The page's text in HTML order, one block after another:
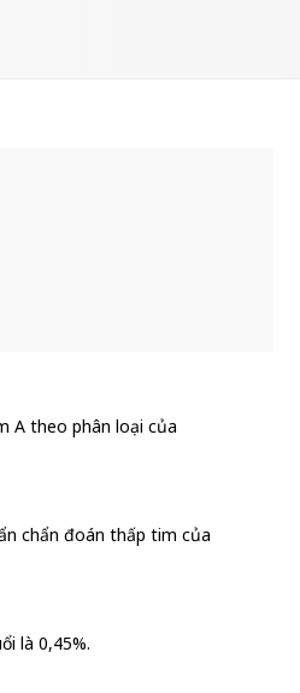
A theo phân loại của
chẩn đoán thấp tim của
là 0,45%.